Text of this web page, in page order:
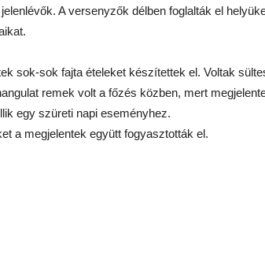
A versenyzők délben foglalták el
sok-sok fajta ételeket készítettek el. Voltak
remek volt a főzés közben, mert
egy szüreti napi eseményhez.
a megjelentek együtt fogyasztották el.